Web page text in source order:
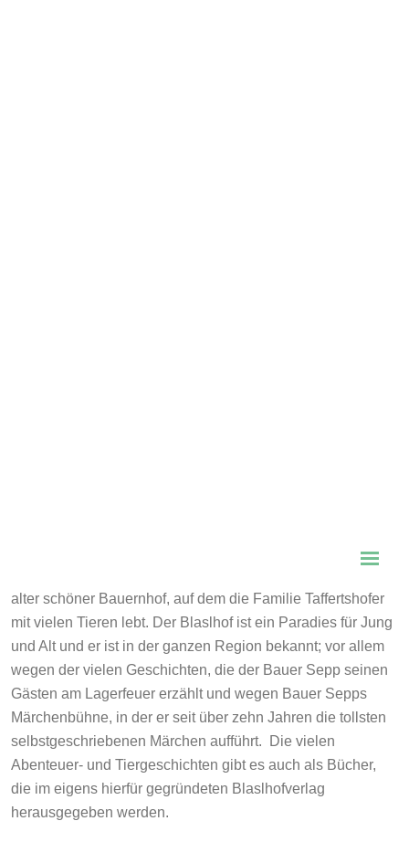
alter schöner Bauernhof, auf dem die Familie Taffertshofer
mit vielen Tieren lebt. Der Blaslhof ist ein Paradies für Jung
und Alt und er ist in der ganzen Region bekannt; vor allem
wegen der vielen Geschichten, die der Bauer Sepp seinen
Gästen am Lagerfeuer erzählt und wegen Bauer Sepps
Märchenbühne, in der er seit über zehn Jahren die tollsten
selbstgeschriebenen Märchen aufführt. Die vielen
Abenteuer- und Tiergeschichten gibt es auch als Bücher,
die im eigens hierfür gegründeten Blaslhofverlag
herausgegeben werden.